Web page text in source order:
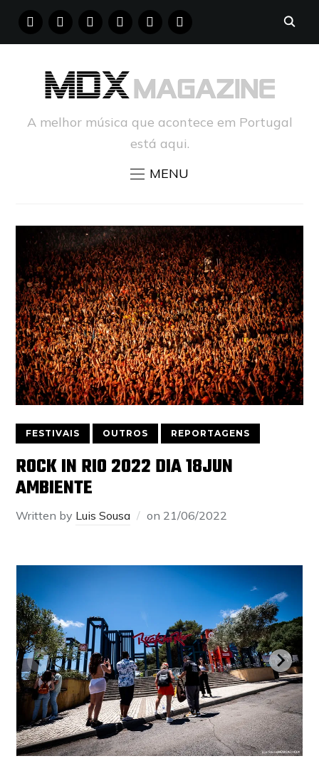
FACEBOOKINSTAGRAM
YOUTUBE PINTERESTTUMBLR
A melhor música que acontece em Portugal
está aqui.
MENU
FESTIVAIS OUTROS REPORTAGENS
ROCK IN RIO 2022 DIA 18JUN
AMBIENTE
Written by Luis Sousa on 21/06/2022